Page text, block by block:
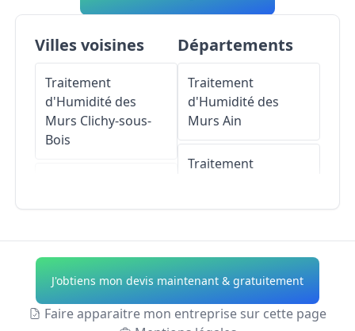
Villes voisines
Traitement
d'Humidité des
Murs Clichy-sous-
Bois
Traitement
d'Humidité des
MursVaujours
Départements
Traitement
d'Humidité des
Murs Ain
Traitement
Traitement
d'Humidité des
Murs Allier
Traitement
J'obtiens mon devis maintenant & gratuitement
Faire apparaitre mon entreprise sur cette page